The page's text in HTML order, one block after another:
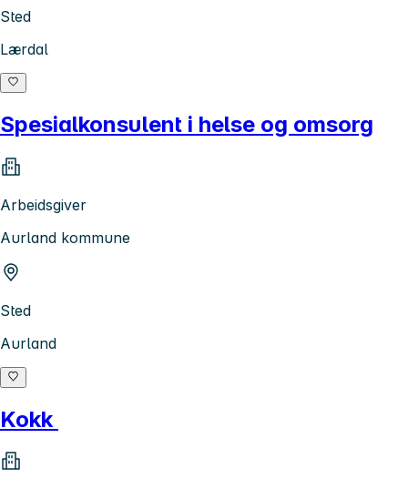
Sted
Lærdal
Spesialkonsulent i helse og omsorg
Arbeidsgiver
Aurland kommune
Sted
Aurland
Kokk